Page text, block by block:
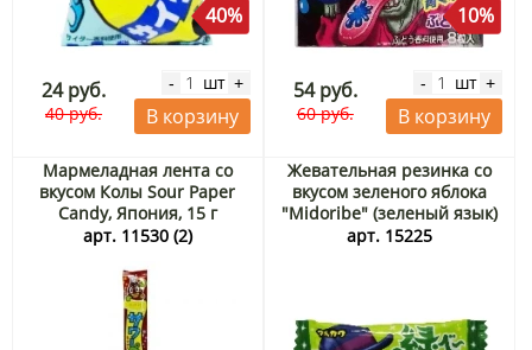
40%
24 руб.
40 руб.
- шт +
В корзину
10%
54 руб.
60 руб.
- шт +
В корзину
Мармеладная лента со
вкусом Колы Sour Paper
Candy, Япония, 15 г
арт. 11530 (2)
Жевательная резинка со
вкусом зеленого яблока
"Midoribe" (зеленый язык)
Marukawa, Япония, 4 г
арт. 15225